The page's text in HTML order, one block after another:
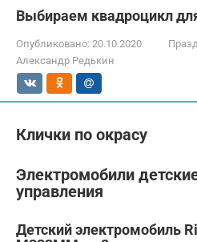
Выбираем квадроцикл
Опубликовано: 20.10.2020
Александр Редькин
Клички по окрасу
Электромобили
управления
Детский электромобиль